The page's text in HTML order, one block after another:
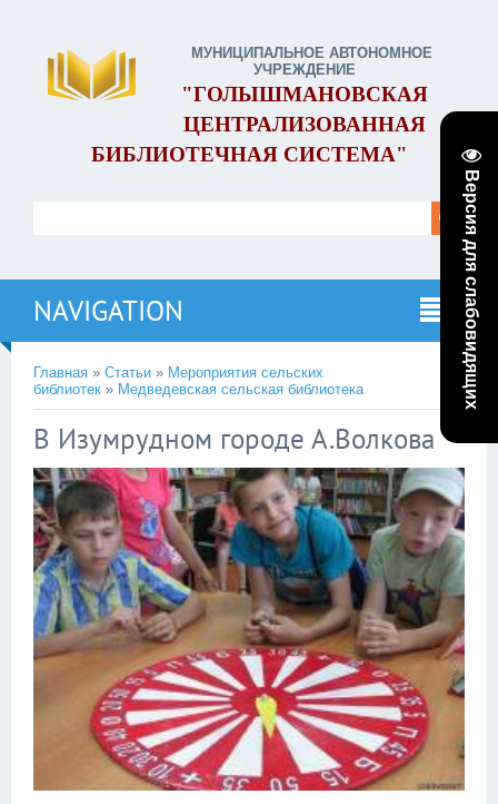
Версия для слабовидящих
МУНИЦИПАЛЬНОЕ АВТОНОМНОЕ
УЧРЕЖДЕНИЕ
"ГОЛЫШМАНОВСКАЯ
ЦЕНТРАЛИЗОВАННАЯ
БИБЛИОТЕЧНАЯ СИСТЕМА"
NAVIGATION
Главная » Статьи » Мероприятия сельских
библиотек » Медведевская сельская библиотека
В Изумрудном городе А.Волкова